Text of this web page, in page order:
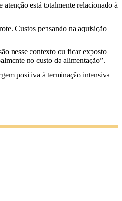
está totalmente relacionado à
Custos pensando na aquisição
nesse contexto ou ficar exposto
no custo da alimentação”.
positiva à terminação intensiva.